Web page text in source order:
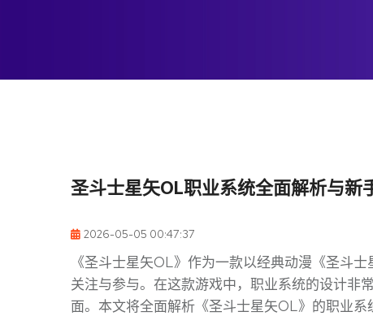
圣斗士星矢OL职业系统全面解析与新
2026-05-05 00:47:37
《圣斗士星矢OL》作为一款以经典动漫《圣斗
关注与参与。在这款游戏中，职业系统的设计非
面。本文将全面解析《圣斗士星矢OL》的职业